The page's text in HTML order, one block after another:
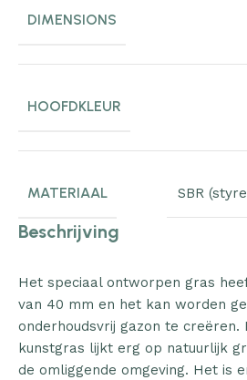
DIMENSIONS
HOOFDKLEUR
MATERIAAL SBR
Beschrijving
Het speciaal ontworpen gras
van 40 mm en het kan worden
onderhoudsvrij gazon te creëren.
kunstgras lijkt erg op natuurlijk
de omliggende omgeving. Het is